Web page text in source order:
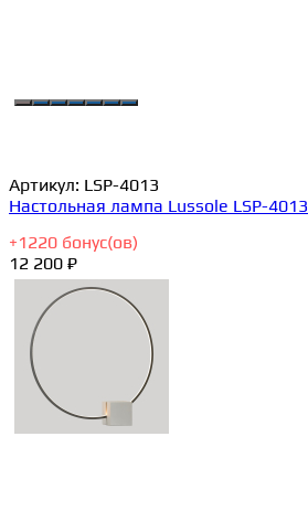
Артикул: LSP-4013
Настольная лампа Lussole LSP-4013
+1220 бонус(ов)
12 200 ₽